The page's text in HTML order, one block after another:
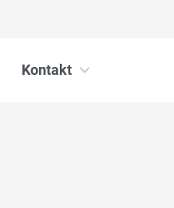
Kontakt